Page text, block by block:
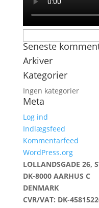
efter:
Seneste
Arkiver
Kategorier
Ingen kategorier
Meta
Log ind
Indlægsfeed
Kommentarfeed
WordPress.org
LOLLANDSGADE 26,
DK-8000 AARHUS C
DENMARK
CVR/VAT: DK-